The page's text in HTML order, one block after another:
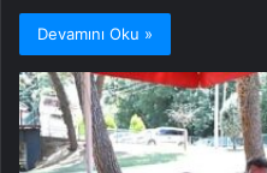
Devamını Oku »